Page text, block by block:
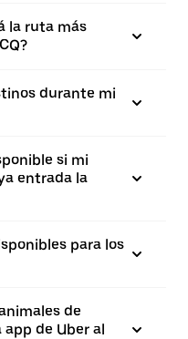
la ruta más
durante mi
si mi
entrada la
para los
de
app de Uber al